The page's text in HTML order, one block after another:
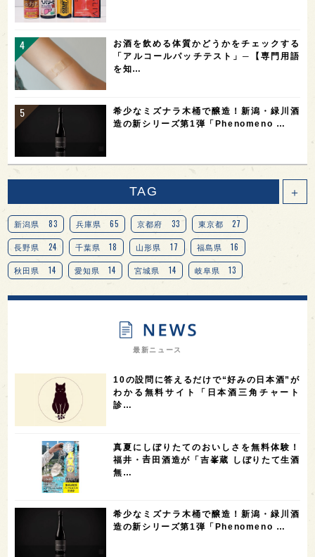
お酒を飲める体質かどうかをチェックする
「アルコールパッチテスト」─【専門用語
を知…
希少なミズナラ木桶で醸造！新潟・緑川酒
造の新シリーズ第1弾「Phenomeno …
TAG ＋
83